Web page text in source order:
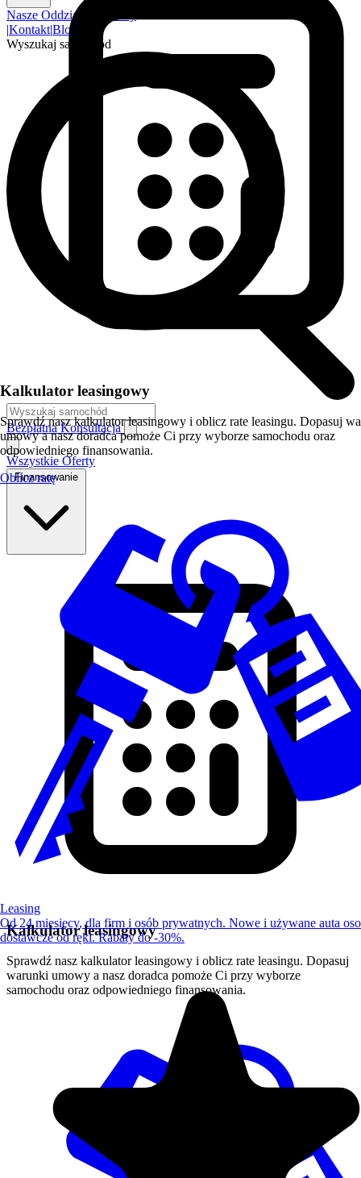
Nasze Oddziały
|Kontakt|Blog
Wyszukaj samochód
Bezpłatna Konsultacja
Wszystkie Oferty
Finansowanie
Kalkulator leasingowy
Sprawdź nasz kalkulator leasingowy i oblicz rate leasingu. Dopasuj
warunki umowy a nasz doradca pomoże Ci przy wyborze
samochodu oraz odpowiedniego finansowania.
Kalkulator leasingowy
Sprawdź nasz kalkulator leasingowy i oblicz rate leasingu. Dopasuj
umowy a nasz doradca pomoże Ci przy wyborze samochodu oraz
odpowiedniego finansowania.
Oblicz ratę
Leasing
Od 24 miesięcy, dla firm i osób prywatnych. Nowe i używane auta
dostawcze od ręki. Rabaty do -30%.